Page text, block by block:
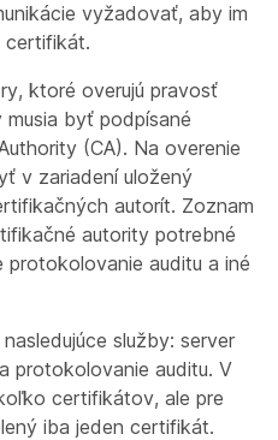
vyžadovať, aby im
certifikát.
ktoré overujú pravosť
byť podpísané
(CA). Na overenie
v zariadení uložený
autorít. Zoznam
autority potrebné
auditu a iné
služby: server
protokolovanie auditu. V
certifikátov, ale pre
iba jeden certifikát.